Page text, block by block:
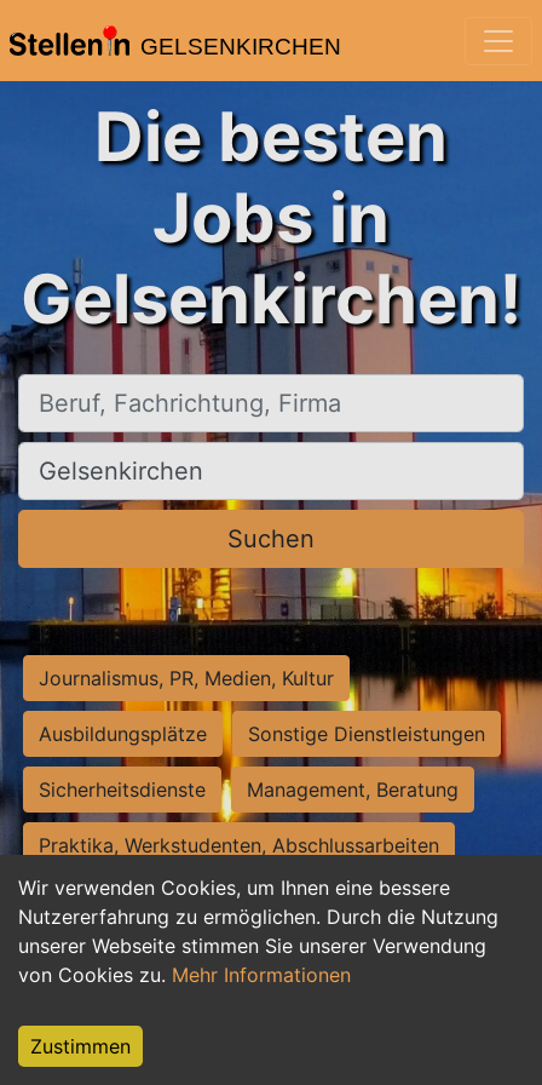
GELSENKIRCHEN
Wir verwenden Cookies, um Ihnen eine bessere
Nutzererfahrung zu ermöglichen. Durch die Nutzung
unserer Webseite stimmen Sie unserer Verwendung
von Cookies zu. Mehr Informationen
Zustimmen
Die besten
Jobs in
Gelsenkirchen!
Beruf, Fachrichtung, Firma
Ort, Stadt
Suchen
Journalismus, PR, Medien, Kultur
Ausbildungsplätze Sonstige Dienstleistungen
Sicherheitsdienste Management, Beratung
Praktika, Werkstudenten, Abschlussarbeiten
Personalwesen Assistenz, Sekretariat
Hilfskräfte, Aushilfs- und Nebenjobs
Weiterbildung, Studium, duale Ausbildung